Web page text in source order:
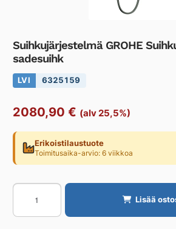
Suihkujärjestelmä GROHE
sadesuihk
LVI 6325159
2080,90 € (alv 25,5%)
Erikoistilaustuote
Toimitusaika-arvio: 6 viikkoa
Suihkujärjestelmä
GROHE
Suihkusekoittajat
Lisää